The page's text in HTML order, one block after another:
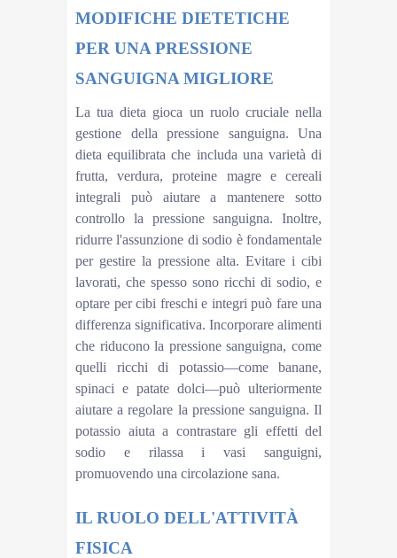
MODIFICHE DIETETICHE
PER UNA PRESSIONE
SANGUIGNA MIGLIORE
La tua dieta gioca un ruolo cruciale nella
gestione della pressione sanguigna. Una
dieta equilibrata che includa una varietà di
frutta, verdura, proteine magre e cereali
integrali può aiutare a mantenere sotto
controllo la pressione sanguigna. Inoltre,
ridurre l'assunzione di sodio è fondamentale
per gestire la pressione alta. Evitare i cibi
lavorati, che spesso sono ricchi di sodio, e
optare per cibi freschi e integri può fare una
differenza significativa. Incorporare alimenti
che riducono la pressione sanguigna, come
quelli ricchi di potassio—come banane,
spinaci e patate dolci—può ulteriormente
aiutare a regolare la pressione sanguigna. Il
potassio aiuta a contrastare gli effetti del
sodio e rilassa i vasi sanguigni,
promuovendo una circolazione sana.
IL RUOLO DELL'ATTIVITÀ
FISICA